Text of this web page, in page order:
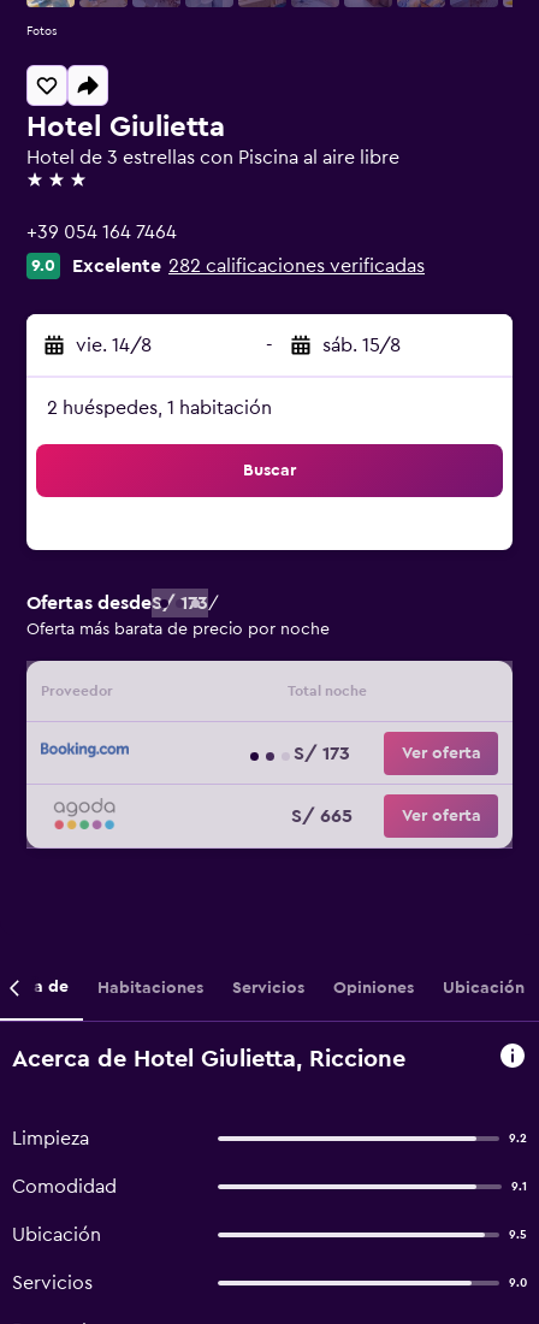
Hotel Giulietta
Hotel de 3 estrellas con Piscina al aire libre
3 estrellas
+39 054 164 7464
9.0 Excelente 282 calificaciones verificadas
vie. 14/8 - sáb. 15/8
2 huéspedes, 1 habitación
Buscar
Ofertas desdeS/ 173/
Oferta más barata de precio por noche
Proveedor Total noche
S/ 173 Ver oferta
S/ 665 Ver oferta
Fotos
de Habitaciones Servicios Opiniones Ubicación
Acerca de Hotel Giulietta, Riccione
Limpieza 9.2
Comodidad 9.1
Ubicación 9.5
Servicios 9.0